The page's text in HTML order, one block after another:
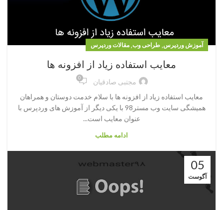
آموزش وردپرس, طراحی وب, مقالات وردپرس
معایب استفاده زیاد از افزونه ها
مجتبی صادقیان 0
معایب استفاده زیاد از افزونه ها با سلام خدمت دوستان و همراهان
همیشگی سایت وب مستر98 با یکی دیگر از آموزش های وردپرس با
عنوان معایب است...
ادامه مطلب
05
آگوست